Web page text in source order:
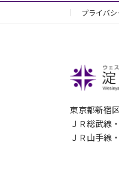
プライバ
東京都新宿
ＪＲ総武線
ＪＲ山手線